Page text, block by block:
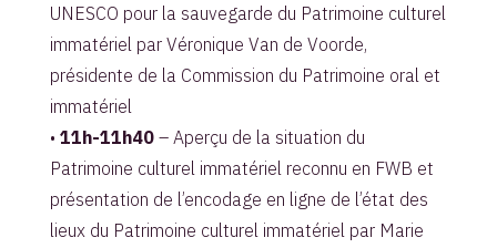
UNESCO pour la sauvegarde du Patrimoine culturel
immatériel par Véronique Van de Voorde,
présidente de la Commission du Patrimoine oral et
immatériel
• 11h-11h40– Aperçu de la situation du
Patrimoine culturel immatériel reconnu en FWB et
présentation de l’encodage en ligne de l’état des
lieux du Patrimoine culturel immatériel par Marie